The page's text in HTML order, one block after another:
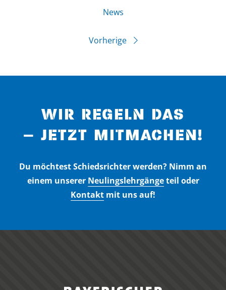
News
Vorherige
WIR REGELN DAS
– JETZT MITMACHEN!
Du möchtest Schiedsrichter werden? Nimm an
einem unserer Neulingslehrgängeteil oder
Kontakt mit uns auf!